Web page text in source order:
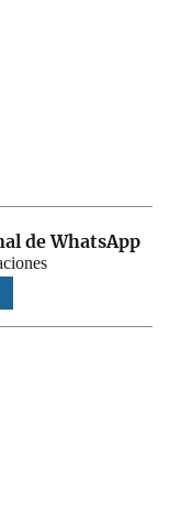
de WhatsApp